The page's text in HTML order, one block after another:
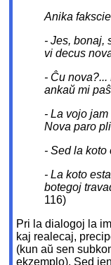
Anika
- Jes, bonaj,
vi decus
- Ĉu
ankaŭ mi
- La vojo
Nova paro
- Sed la koto
- La koto
botegoj
116)
Pri la dialogoj la
kaj realecaj,
(kun aŭ sen
ekzemplo). Sed